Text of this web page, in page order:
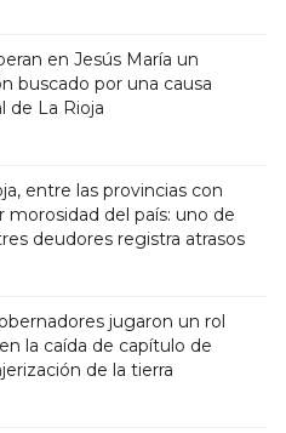
en Jesús María un
buscado por una causa
de La Rioja
entre las provincias con
morosidad del país: uno de
deudores registra atrasos
jugaron un rol
la caída de capítulo de
de la tierra